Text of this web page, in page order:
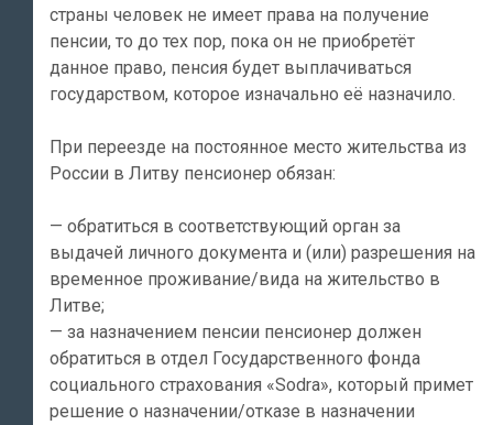
страны человек не имеет права на получение
пенсии, то до тех пор, пока он не приобретёт
данное право, пенсия будет выплачиваться
государством, которое изначально её назначило.
При переезде на постоянное место жительства из
России в Литву пенсионер обязан:
— обратиться в соответствующий орган за
выдачей личного документа и (или) разрешения на
временное проживание/вида на жительство в
Литве;
— за назначением пенсии пенсионер должен
обратиться в отдел Государственного фонда
социального страхования «Sodra», который примет
решение о назначении/отказе в назначении